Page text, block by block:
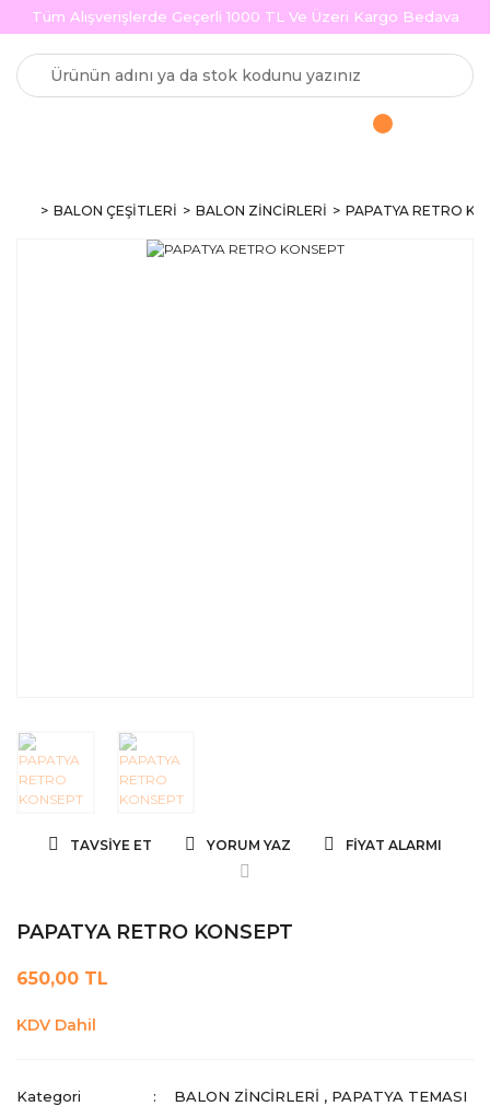
Tüm Alışverişlerde Geçerli 1000 TL Ve Üzeri Kargo Bedava
BALON ÇEŞİTLERİ BALON ZİNCİRLERİ PAPATYA RETRO
TAVSIYE ET YORUM YAZ FIYAT ALARMI
PAPATYA RETRO KONSEPT
650,00 TL
KDV Dahil
Kategori BALON ZİNCİRLERİ , PAPATYA TEMASI